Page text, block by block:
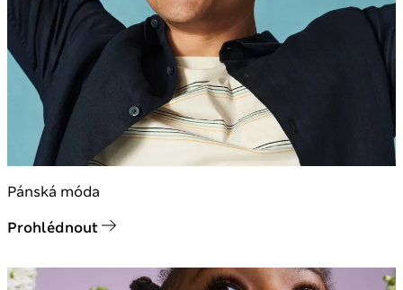
Pánská móda
Prohlédnout